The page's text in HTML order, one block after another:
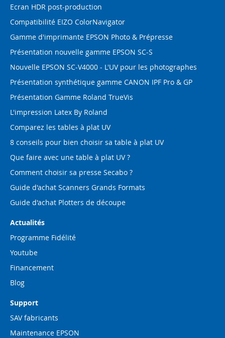
Ecran HDR post-production
Compatibilité EIZO ColorNavigator
Gamme d'imprimante EPSON Photo & Prépresse
Présentation nouvelle gamme EPSON SC-S
Nouvelle EPSON SC-V4000 - L'UV pour les photographes
Présentation synthétique gamme CANON IPF Pro & GP
Présentation Gamme Roland TrueVis
L'impression Latex By Roland
Comparez les tables à plat UV
8 conseils pour bien choisir sa table à plat UV
Que faire avec une table à plat UV ?
Comment choisir sa presse Secabo ?
Guide d'achat Scanners Grands Formats
Guide d'achat Plotters de découpe
Actualités
Programme Fidélité
Youtube
Financement
Blog
Support
SAV fabricants
Maintenance EPSON